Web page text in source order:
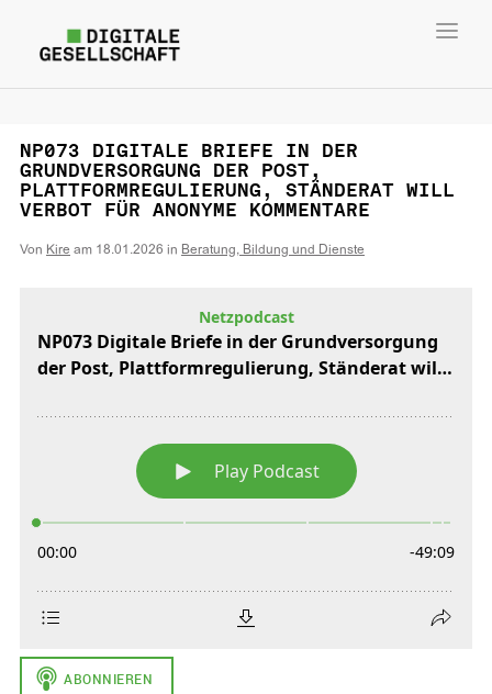
NP073 DIGITALE BRIEFE IN DER
GRUNDVERSORGUNG DER POST,
PLATTFORMREGULIERUNG, STÄNDERAT WILL
VERBOT FÜR ANONYME KOMMENTARE
Von Kire am 18.01.2026 in Beratung, Bildung und Dienste